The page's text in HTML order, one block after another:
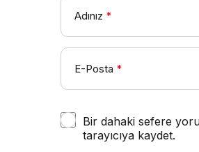
Adınız *
E-Posta *
Bir dahaki sefere
tarayıcıya kaydet.